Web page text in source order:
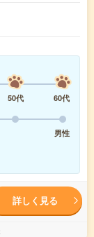
50代
60代
男性
詳しく見る